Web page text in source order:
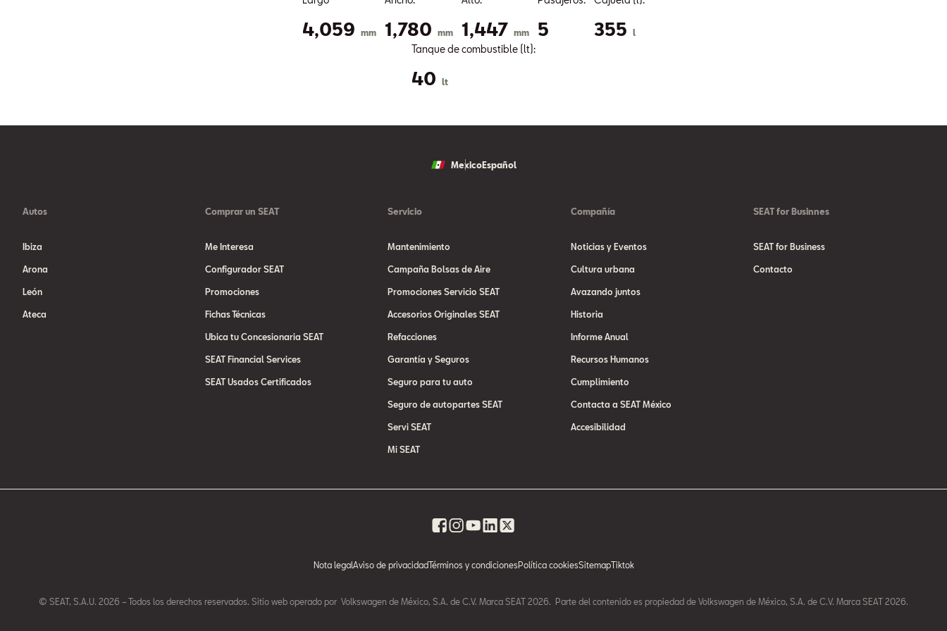
4,059 mm 1,780 mm 1,447 mm 5 355 l
Tanque de combustible (lt):
40 lt
MexicoEspañol
Autos
Ibiza
Arona
León
Ateca
Comprar un SEAT
Me Interesa
Configurador SEAT
Promociones
Fichas Técnicas
Ubica tu Concesionaria SEAT
SEAT Financial Services
SEAT Usados Certificados
Servicio
Mantenimiento
Campaña Bolsas de Aire
Promociones Servicio SEAT
Accesorios Originales SEAT
Refacciones
Garantía y Seguros
Seguro para tu auto
Seguro de autopartes SEAT
Servi SEAT
Mi SEAT
Compañía
Noticias y Eventos
Cultura urbana
Avazando juntos
Historia
Informe Anual
Recursos Humanos
Cumplimiento
Contacta a SEAT México
Accesibilidad
SEAT for Businnes
SEAT for Business
Contacto
Nota legal Aviso de privacidadTérminos y condicionesPolítica cookiesSitemapTiktok
© SEAT, S.A.U. 2026 – Todos los derechos reservados. Sitio web operado por Volkswagen de México, S.A. de C.V. Marca SEAT 2026. Parte del contenido es propiedad de Volkswagen de México, S.A. de C.V. Marca SEAT 2026.